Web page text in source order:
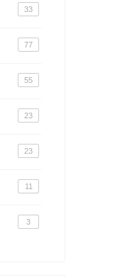
33
77
55
23
23
11
3